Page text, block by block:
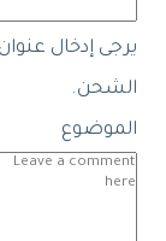
يرجى إدخال
الشحن.
الموضوع